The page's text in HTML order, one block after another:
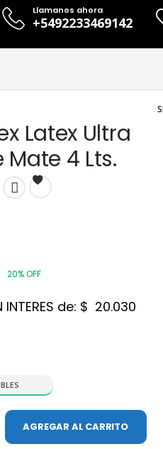
Llamanos ahora
+5492233469142
Latex Ultra
Mate 4 Lts.
20% OFF
de: $ 20.030
AGREGAR AL CARRITO